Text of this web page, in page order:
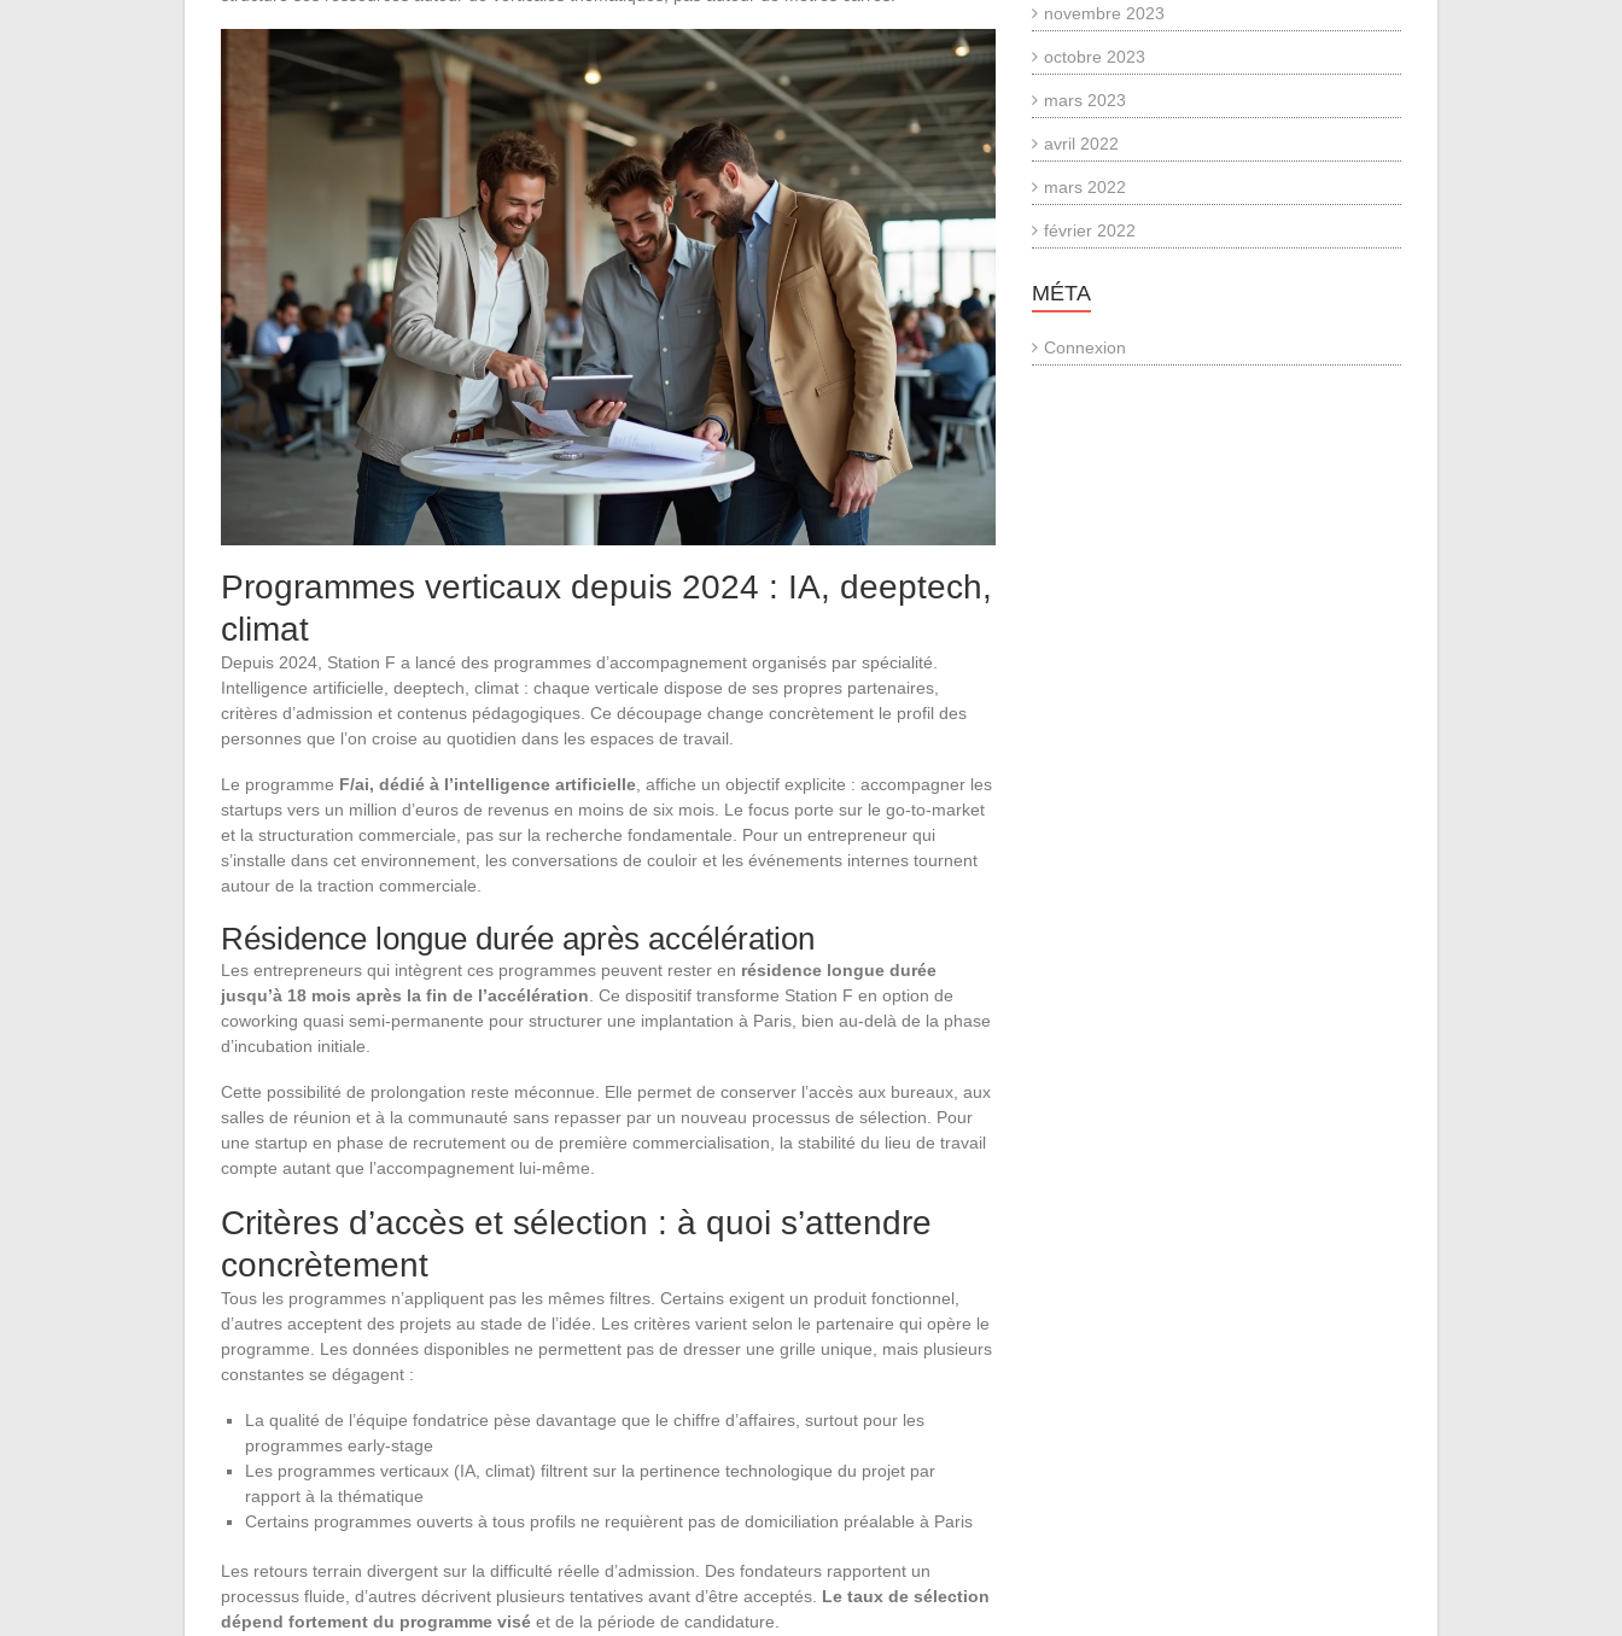
Programmes verticaux depuis 2024 : IA, deeptech,
climat
Depuis 2024, Station F a lancé des programmes d’accompagnement organisés par spécialité.
Intelligence artificielle, deeptech, climat : chaque verticale dispose de ses propres partenaires,
critères d’admission et contenus pédagogiques. Ce découpage change concrètement le profil des
personnes que l’on croise au quotidien dans les espaces de travail.
Le programme F/ai, dédié à l’intelligence artificielle , affiche un objectif explicite : accompagner les
startups vers un million d’euros de revenus en moins de six mois. Le focus porte sur le go-to-market
et la structuration commerciale, pas sur la recherche fondamentale. Pour un entrepreneur qui
s’installe dans cet environnement, les conversations de couloir et les événements internes tournent
autour de la traction commerciale.
Résidence longue durée après accélération
Les entrepreneurs qui intègrent ces programmes peuvent rester en résidence longue durée
jusqu’à 18 mois après la fin de l’accélération . Ce dispositif transforme Station F en option de
coworking quasi semi-permanente pour structurer une implantation à Paris, bien au-delà de la phase
d’incubation initiale.
Cette possibilité de prolongation reste méconnue. Elle permet de conserver l’accès aux bureaux, aux
salles de réunion et à la communauté sans repasser par un nouveau processus de sélection. Pour
une startup en phase de recrutement ou de première commercialisation, la stabilité du lieu de travail
compte autant que l’accompagnement lui-même.
Critères d’accès et sélection : à quoi s’attendre
concrètement
Tous les programmes n’appliquent pas les mêmes filtres. Certains exigent un produit fonctionnel,
d’autres acceptent des projets au stade de l’idée. Les critères varient selon le partenaire qui opère le
programme. Les données disponibles ne permettent pas de dresser une grille unique, mais plusieurs
constantes se dégagent :
La qualité de l’équipe fondatrice pèse davantage que le chiffre d’affaires, surtout pour les
programmes early-stage
Les programmes verticaux (IA, climat) filtrent sur la pertinence technologique du projet par
rapport à la thématique
Certains programmes ouverts à tous profils ne requièrent pas de domiciliation préalable à Paris
Les retours terrain divergent sur la difficulté réelle d’admission. Des fondateurs rapportent un
processus fluide, d’autres décrivent plusieurs tentatives avant d’être acceptés. Le taux de sélection
dépend fortement du programme visé et de la période de candidature.
novembre 2023
octobre 2023
mars 2023
avril 2022
mars 2022
février 2022
MÉTA
Connexion